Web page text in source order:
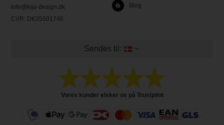
info@kija-design.dk
CVR: DK35501746
Blog
Sendes til:
Vores kunder elsker os på Trustpilot